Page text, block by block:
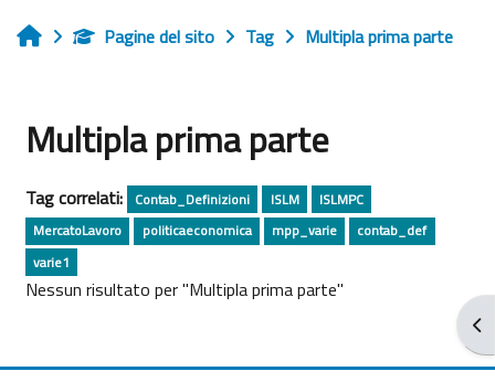
HomePagine del sito Tag Multipla prima parte
Multipla prima parte
Tag correlati: Contab_Definizioni ISLM
ISLMPC
MercatoLavoro
politicaeconomica mpp_varie
contab_def
varie1
Nessun risultato per "Multipla prima parte"